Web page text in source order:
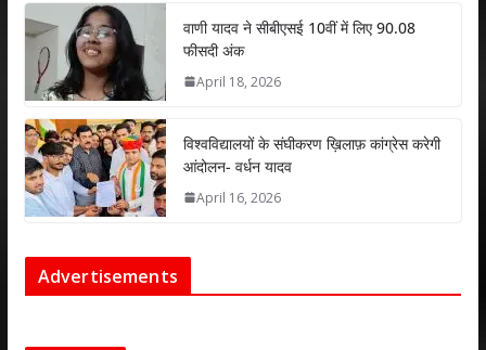
वाणी यादव ने सीबीएसई 10वीं में लिए 90.08
फीसदी अंक
April 18, 2026
विश्वविद्यालयों के संघीकरण ख़िलाफ़ कांग्रेस करेगी
आंदोलन- वर्धन यादव
April 16, 2026
Advertisements